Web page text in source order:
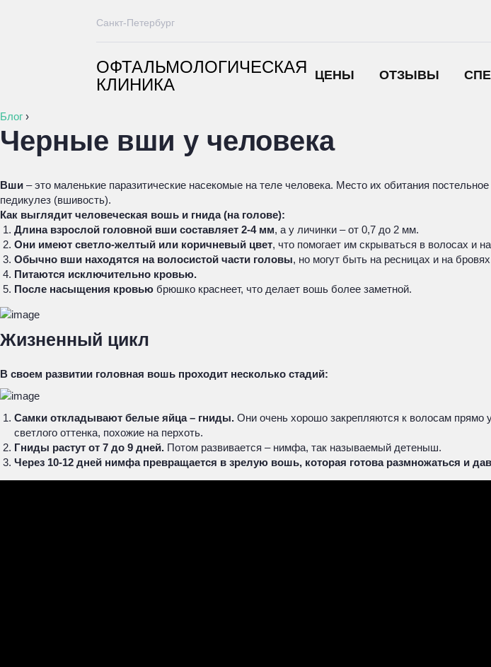
ОФТАЛЬМОЛОГИЧЕСКАЯ
КЛИНИКА
ЦЕНЫ ОТЗЫВЫ
Санкт-Петербург
Блог ›
Черные вши у человека
Вши – это маленькие паразитические насекомые на теле человека. Место их обитания
педикулез (вшивость).
Как выглядит человеческая вошь и гнида (на голове):
Длина взрослой головной вши составляет 2-4 мм, а у личинки – от 0,7 до 2 мм.
Они имеют светло-желтый или коричневый цвет, что помогает им скрываться в волосах и
Обычно вши находятся на волосистой части головы, но могут быть на ресницах и на
Питаются исключительно кровью.
После насыщения кровью брюшко краснеет, что делает вошь более заметной.
Жизненный цикл
В своем развитии головная вошь проходит несколько стадий:
Самки откладывают белые яйца – гниды. Они очень хорошо закрепляются к волосам прямо
светлого оттенка, похожие на перхоть.
Гниды растут от 7 до 9 дней. Потом развивается – нимфа, так называемый детеныш.
Через 10-12 дней нимфа превращается в зрелую вошь, которая готова размножаться и